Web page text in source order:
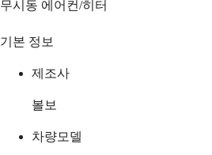
무시동 에어컨/히터
기본 정보
제조사
볼보
차량모델